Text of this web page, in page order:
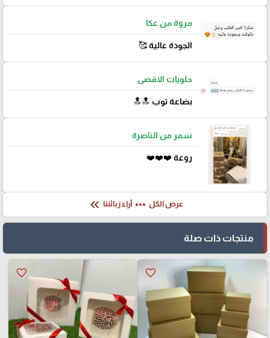
مروة من عكا
الجودة عالية 🥰
حلويات الاقصى
بضاعة توب 🔝🔝
سمر من الناصرة
روعة ❤️❤️❤️
عرض الكل more_horiz آراء زبائننا keyboard_double_arrow_left
منتجات ذات صلة
favorite_border
favorite_border